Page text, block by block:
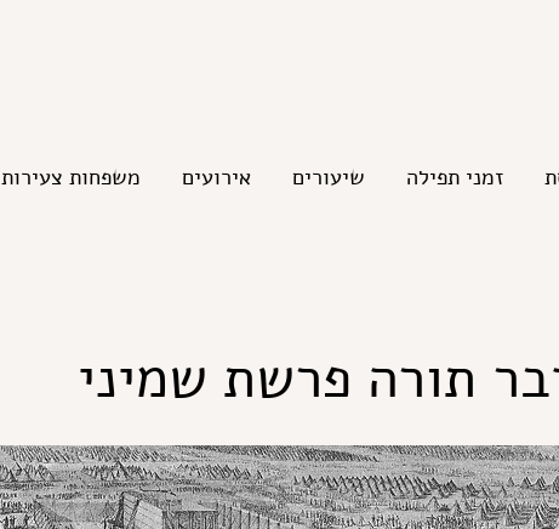
זמני תפילה שיעורים אירועים משפחות צעירות
תורה פרשת שמיני